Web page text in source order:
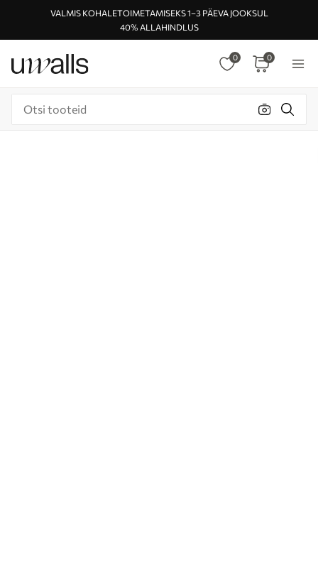
VALMIS KOHALETOIMETAMISEKS 1–3 PÄEVA JOOKSUL
40% ALLAHINDLUS
0 0